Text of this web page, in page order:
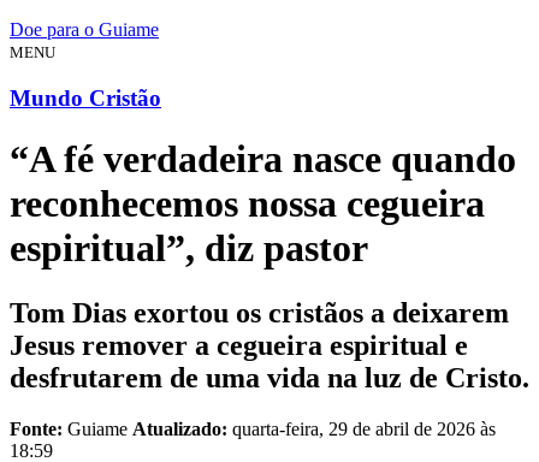
Doe para o Guiame
MENU
Mundo Cristão
“A fé verdadeira nasce quando
reconhecemos nossa cegueira
espiritual”, diz pastor
Tom Dias exortou os cristãos a deixarem
Jesus remover a cegueira espiritual e
desfrutarem de uma vida na luz de Cristo.
Fonte: Guiame Atualizado: quarta-feira, 29 de abril de 2026 às
18:59